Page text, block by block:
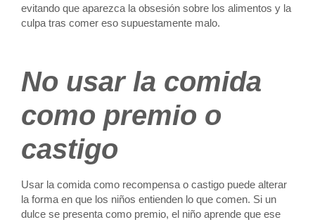
evitando que aparezca la obsesión sobre los alimentos y la
culpa tras comer eso supuestamente malo.
No usar la comida
como premio o
castigo
Usar la comida como recompensa o castigo puede alterar
la forma en que los niños entienden lo que comen. Si un
dulce se presenta como premio, el niño aprende que ese